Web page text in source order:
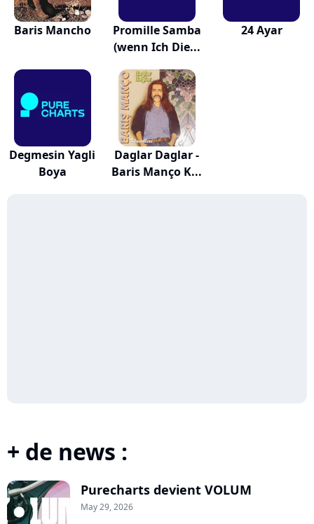
Baris Mancho
Promille Samba
(wenn Ich Die...
24 Ayar
Degmesin Yagli
Boya
Daglar Daglar -
Baris Manço K...
+ de news :
Purecharts devient VOLUM
May 29, 2026